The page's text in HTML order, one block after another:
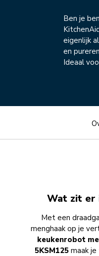
Ben je
eigenlijk
en
Ideaal
Wat zit er
Met een
menghaak op je
keukenrobot
5KSM125 maak